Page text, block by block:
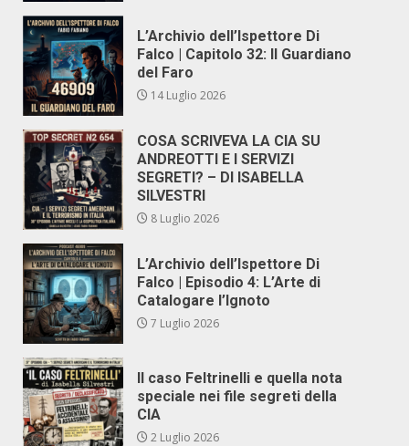
L’Archivio dell’Ispettore Di
Falco | Capitolo 32: Il Guardiano
del Faro
14 Luglio 2026
COSA SCRIVEVA LA CIA SU
ANDREOTTI E I SERVIZI
SEGRETI? – DI ISABELLA
SILVESTRI
8 Luglio 2026
L’Archivio dell’Ispettore Di
Falco | Episodio 4: L’Arte di
Catalogare l’Ignoto
7 Luglio 2026
Il caso Feltrinelli e quella nota
speciale nei file segreti della
CIA
2 Luglio 2026